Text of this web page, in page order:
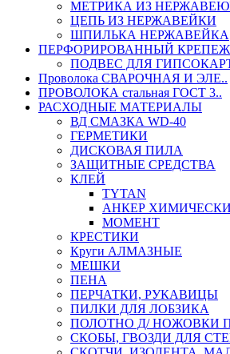
МЕТРИКА ИЗ
ЦЕПЬ ИЗ НЕРЖАВЕЙКИ
ШПИЛЬКА НЕРЖАВЕЙКА
ПЕРФОРИРОВАННЫЙ КРЕПЕЖ
ПОДВЕС ДЛЯ
Проволока СВАРОЧНАЯ И ЭЛЕ..
ПРОВОЛОКА стальная ГОСТ 3..
РАСХОДНЫЕ МАТЕРИАЛЫ
ВД СМАЗКА WD-40
ГЕРМЕТИКИ
ДИСКОВАЯ ПИЛА
ЗАЩИТНЫЕ СРЕДСТВА
КЛЕЙ
TYTAN
АНКЕР
МОМЕНТ
КРЕСТИКИ
Круги АЛМАЗНЫЕ
МЕШКИ
ПЕНА
ПЕРЧАТКИ, РУКАВИЦЫ
ПИЛКИ ДЛЯ ЛОБЗИКА
ПОЛОТНО Д/ НОЖОВКИ
СКОБЫ, ГВОЗДИ ДЛЯ